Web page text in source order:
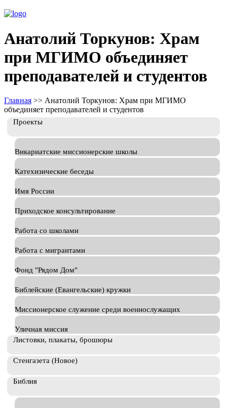
Анатолий Торкунов: Храм
при МГИМО объединяет
преподавателей и студентов
Главная >> Анатолий Торкунов: Храм при МГИМО
объединяет преподавателей и студентов
Проекты
Викариатские миссионерские школы
Катехизические беседы
Имя России
Приходское консультирование
Работа со школами
Работа с мигрантами
Фонд "Рядом Дом"
Библейские (Евангельские) кружки
Миссионерское служение среди военнослужащих
Уличная миссия
Листовки, плакаты, брошюры
Стенгазета (Новое)
Библия